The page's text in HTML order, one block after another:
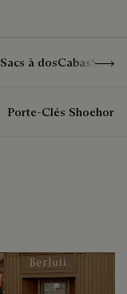
Sacs à dosCabasSacs
Porte-Clés Shoehorn